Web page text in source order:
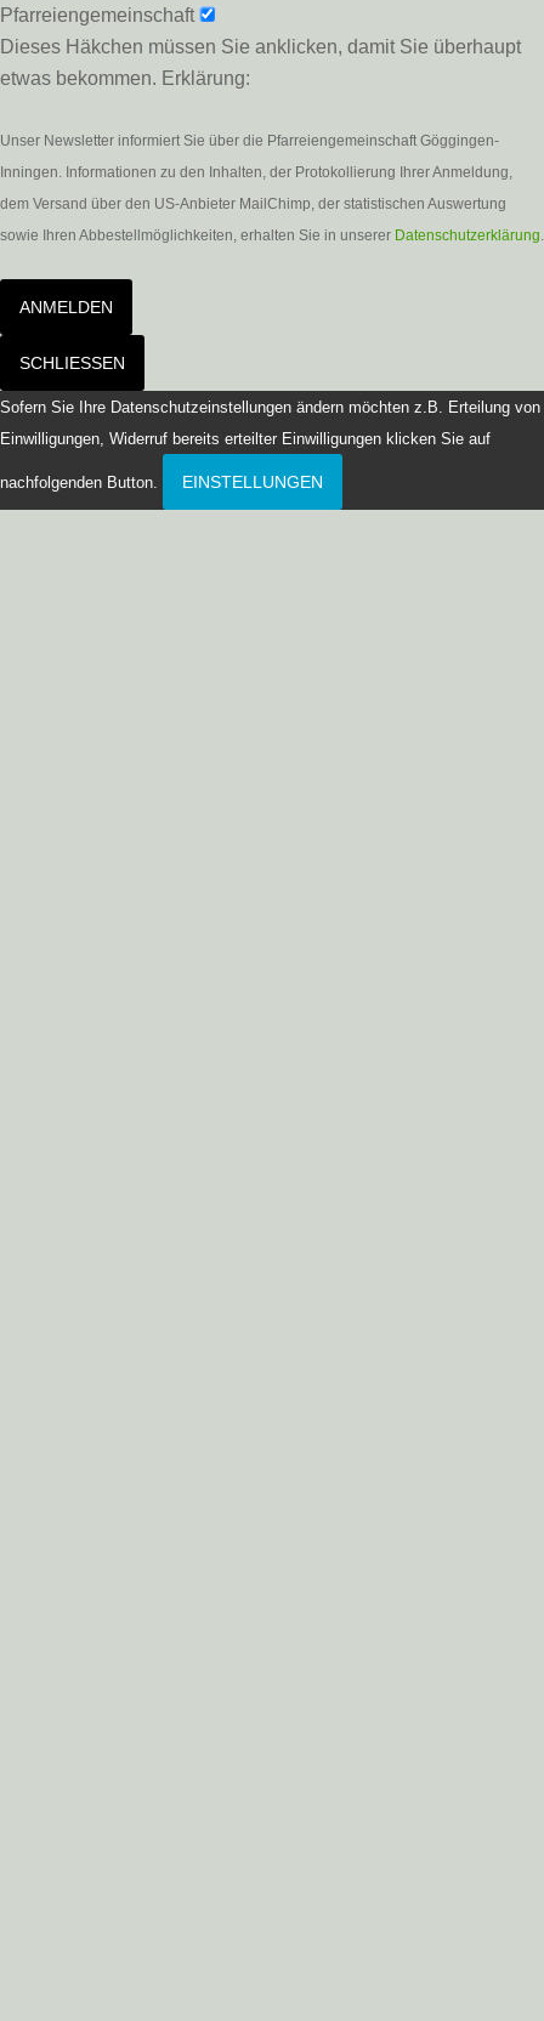
Pfarreiengemeinschaft
Dieses Häkchen müssen Sie anklicken, damit Sie überhaupt
etwas bekommen. Erklärung:
Unser Newsletter informiert Sie über die Pfarreiengemeinschaft Göggingen-
Inningen. Informationen zu den Inhalten, der Protokollierung Ihrer Anmeldung,
dem Versand über den US-Anbieter MailChimp, der statistischen Auswertung
sowie Ihren Abbestellmöglichkeiten, erhalten Sie in unserer Datenschutzerklärung.
ANMELDEN
SCHLIESSEN
Sofern Sie Ihre Datenschutzeinstellungen ändern möchten z.B. Erteilung von
Einwilligungen, Widerruf bereits erteilter Einwilligungen klicken Sie auf
nachfolgenden Button. EINSTELLUNGEN